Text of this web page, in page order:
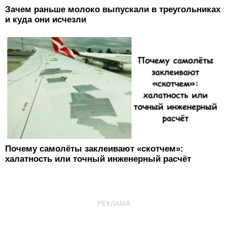
Зачем раньше молоко выпускали в треугольниках
и куда они исчезли
Почему самолёты заклеивают «скотчем»:
халатность или точный инженерный расчёт
РЕКЛАМА